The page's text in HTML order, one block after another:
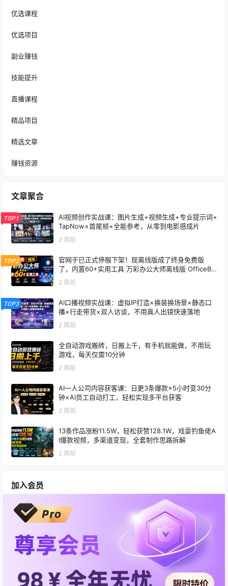
优选课程
优选项目
副业赚钱
技能提升
直播课程
精品项目
精选文章
赚钱资源
文章聚合
TOP1
AI视频创作实战课：图片生成+视频生成+专业提示词+
TapNow×首尾帧+全能参考，从零到电影感成片
2 周前
TOP2
官网于已正式停服下架！现离线版成了终身免费版
了，内置60+实用工具 万彩办公大师离线版 OfficeBo
x
2 周前
TOP3
AI口播视频实战课：虚拟IP打造×换装换场景×静态口
播×行走带货×双人访谈，不用真人出镜快速落地
2 周前
全自动游戏搬砖，日搬上千，有手机就能做，不用玩
游戏，每天仅需10分钟
2 周前
AI一人公司内容获客课：日更3条爆款×5小时变30分
钟×AI员工自动打工，轻松实现多平台获客
2 周前
13条作品涨粉11.5W，轻松获赞128.1W，戏耍钓鱼佬A
I爆款视频，多渠道变现，全套制作思路拆解
2 周前
加入会员